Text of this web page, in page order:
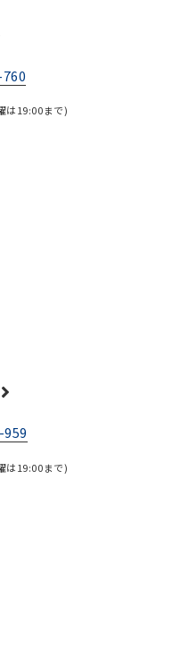
は19:00まで)
は19:00まで)